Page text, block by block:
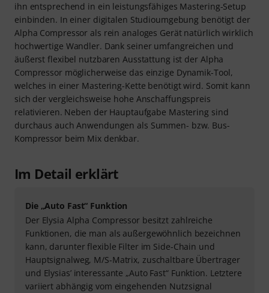
ihn entsprechend in ein leistungsfähiges Mastering-Setup
einbinden. In einer digitalen Studioumgebung benötigt der
Alpha Compressor als rein analoges Gerät natürlich wirklich
hochwertige Wandler. Dank seiner umfangreichen und
äußerst flexibel nutzbaren Ausstattung ist der Alpha
Compressor möglicherweise das einzige Dynamik-Tool,
welches in einer Mastering-Kette benötigt wird. Somit kann
sich der vergleichsweise hohe Anschaffungspreis
relativieren. Neben der Hauptaufgabe Mastering sind
durchaus auch Anwendungen als Summen- bzw. Bus-
Kompressor beim Mix denkbar.
Im Detail erklärt
Die „Auto Fast“ Funktion
Der Elysia Alpha Compressor besitzt zahlreiche
Funktionen, die man als außergewöhnlich bezeichnen
kann, darunter flexible Filter im Side-Chain und
Hauptsignalweg, M/S-Matrix, zuschaltbare Übertrager
und Elysias’ interessante „Auto Fast“ Funktion. Letztere
variiert abhängig vom eingehenden Nutzsignal